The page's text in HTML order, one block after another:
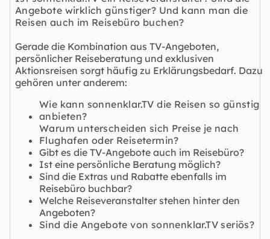
Angebote wirklich günstiger? Und kann man die
Reisen auch im Reisebüro buchen?
Gerade die Kombination aus TV-Angeboten,
persönlicher Reiseberatung und exklusiven
Aktionsreisen sorgt häufig zu Erklärungsbedarf. Dazu
gehören unter anderem:
Wie kann sonnenklar.TV die Reisen so günstig
anbieten?
Warum unterscheiden sich Preise je nach
Flughafen oder Reisetermin?
Gibt es die TV-Angebote auch im Reisebüro?
Ist eine persönliche Beratung möglich?
Sind die Extras und Rabatte ebenfalls im
Reisebüro buchbar?
Welche Reiseveranstalter stehen hinter den
Angeboten?
Sind die Angebote von sonnenklar.TV seriös?